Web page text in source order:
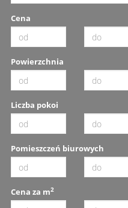
Cena
Powierzchnia
Liczba pokoi
Pomieszczeń biurowych
Cena za m2